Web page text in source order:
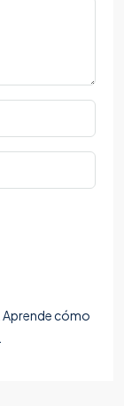
Aprende cómo